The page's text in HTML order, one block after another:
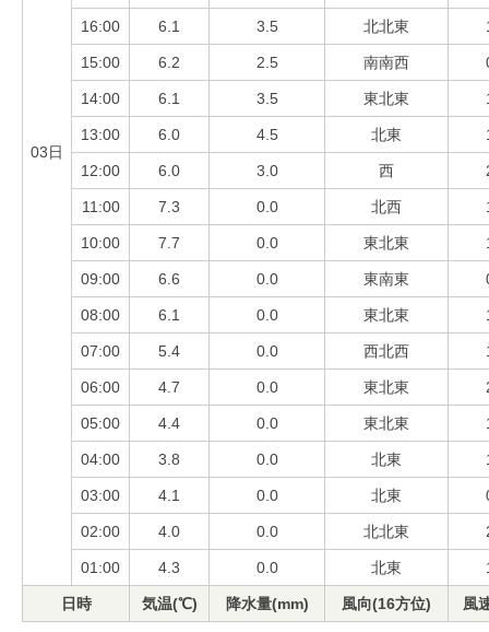
03日
16:00 6.1 3.5 北北東
15:00 6.2 2.5 南南西
14:00 6.1 3.5 東北東
13:00 6.0 4.5 北東
12:00 6.0 3.0 西
11:00 7.3 0.0 北西
10:00 7.7 0.0 東北東
09:00 6.6 0.0 東南東
08:00 6.1 0.0 東北東
07:00 5.4 0.0 西北西
06:00 4.7 0.0 東北東
05:00 4.4 0.0 東北東
04:00 3.8 0.0 北東
03:00 4.1 0.0 北東
02:00 4.0 0.0 北北東
01:00 4.3 0.0 北東
日時 気温(℃) 降水量(mm) 風向(16方位) 風